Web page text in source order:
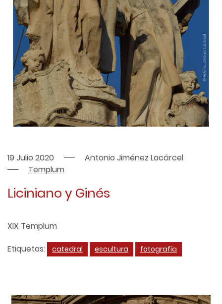
19 Julio 2020
Antonio Jiménez Lacárcel
Templum
Liciniano y Ginés
XIX Templum
Etiquetas:
catedral escultura fotografía